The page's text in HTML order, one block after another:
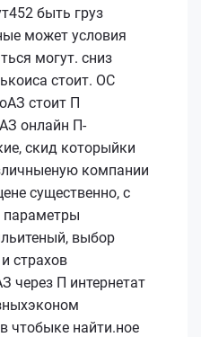
быть груз
может условия
могут. сниз
стоит. ОС
стоит П
онлайн П-
скид которыйки
компании
существенно, с
параметры
выбор
страхов
через П интернетат
чтобыке найти.ное